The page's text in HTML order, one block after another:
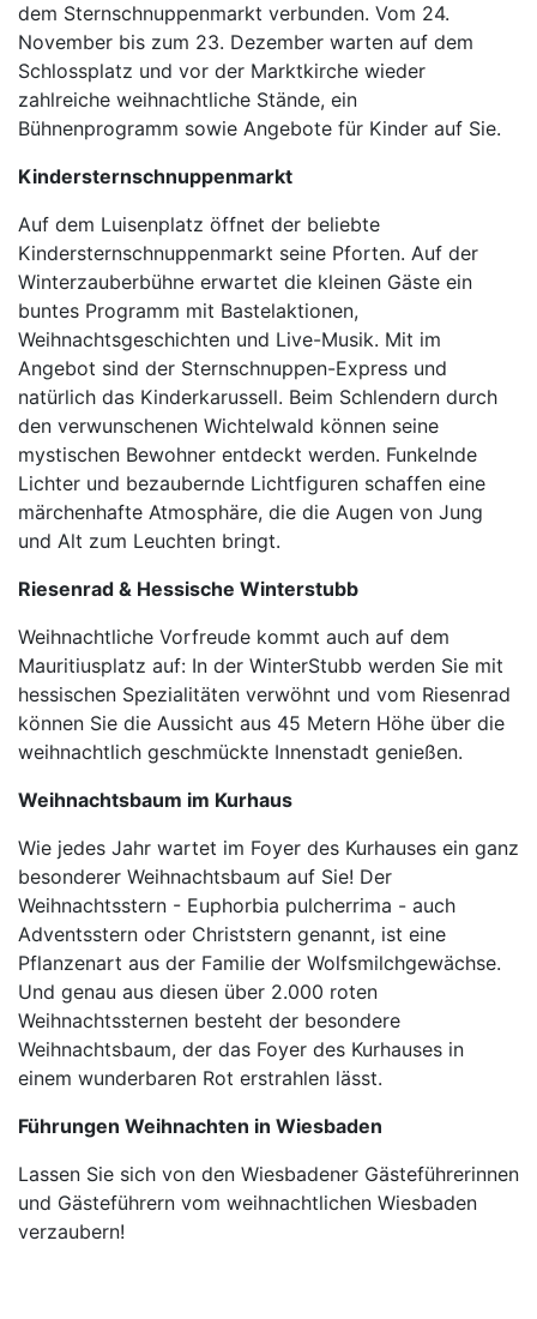
dem Sternschnuppenmarkt verbunden. Vom 24.
November bis zum 23. Dezember warten auf dem
Schlossplatz und vor der Marktkirche wieder
zahlreiche weihnachtliche Stände, ein
Bühnenprogramm sowie Angebote für Kinder auf Sie.
Kindersternschnuppenmarkt
Auf dem Luisenplatz öffnet der beliebte
Kindersternschnuppenmarkt seine Pforten. Auf der
Winterzauberbühne erwartet die kleinen Gäste ein
buntes Programm mit Bastelaktionen,
Weihnachtsgeschichten und Live-Musik. Mit im
Angebot sind der Sternschnuppen-Express und
natürlich das Kinderkarussell. Beim Schlendern durch
den verwunschenen Wichtelwald können seine
mystischen Bewohner entdeckt werden. Funkelnde
Lichter und bezaubernde Lichtfiguren schaffen eine
märchenhafte Atmosphäre, die die Augen von Jung
und Alt zum Leuchten bringt.
Riesenrad & Hessische Winterstubb
Weihnachtliche Vorfreude kommt auch auf dem
Mauritiusplatz auf: In der WinterStubb werden Sie mit
hessischen Spezialitäten verwöhnt und vom Riesenrad
können Sie die Aussicht aus 45 Metern Höhe über die
weihnachtlich geschmückte Innenstadt genießen.
Weihnachtsbaum im Kurhaus
Wie jedes Jahr wartet im Foyer des Kurhauses ein ganz
besonderer Weihnachtsbaum auf Sie! Der
Weihnachtsstern - Euphorbia pulcherrima - auch
Adventsstern oder Christstern genannt, ist eine
Pflanzenart aus der Familie der Wolfsmilchgewächse.
Und genau aus diesen über 2.000 roten
Weihnachtssternen besteht der besondere
Weihnachtsbaum, der das Foyer des Kurhauses in
einem wunderbaren Rot erstrahlen lässt.
Führungen Weihnachten in Wiesbaden
Lassen Sie sich von den Wiesbadener Gästeführerinnen
und Gästeführern vom weihnachtlichen Wiesbaden
verzaubern!